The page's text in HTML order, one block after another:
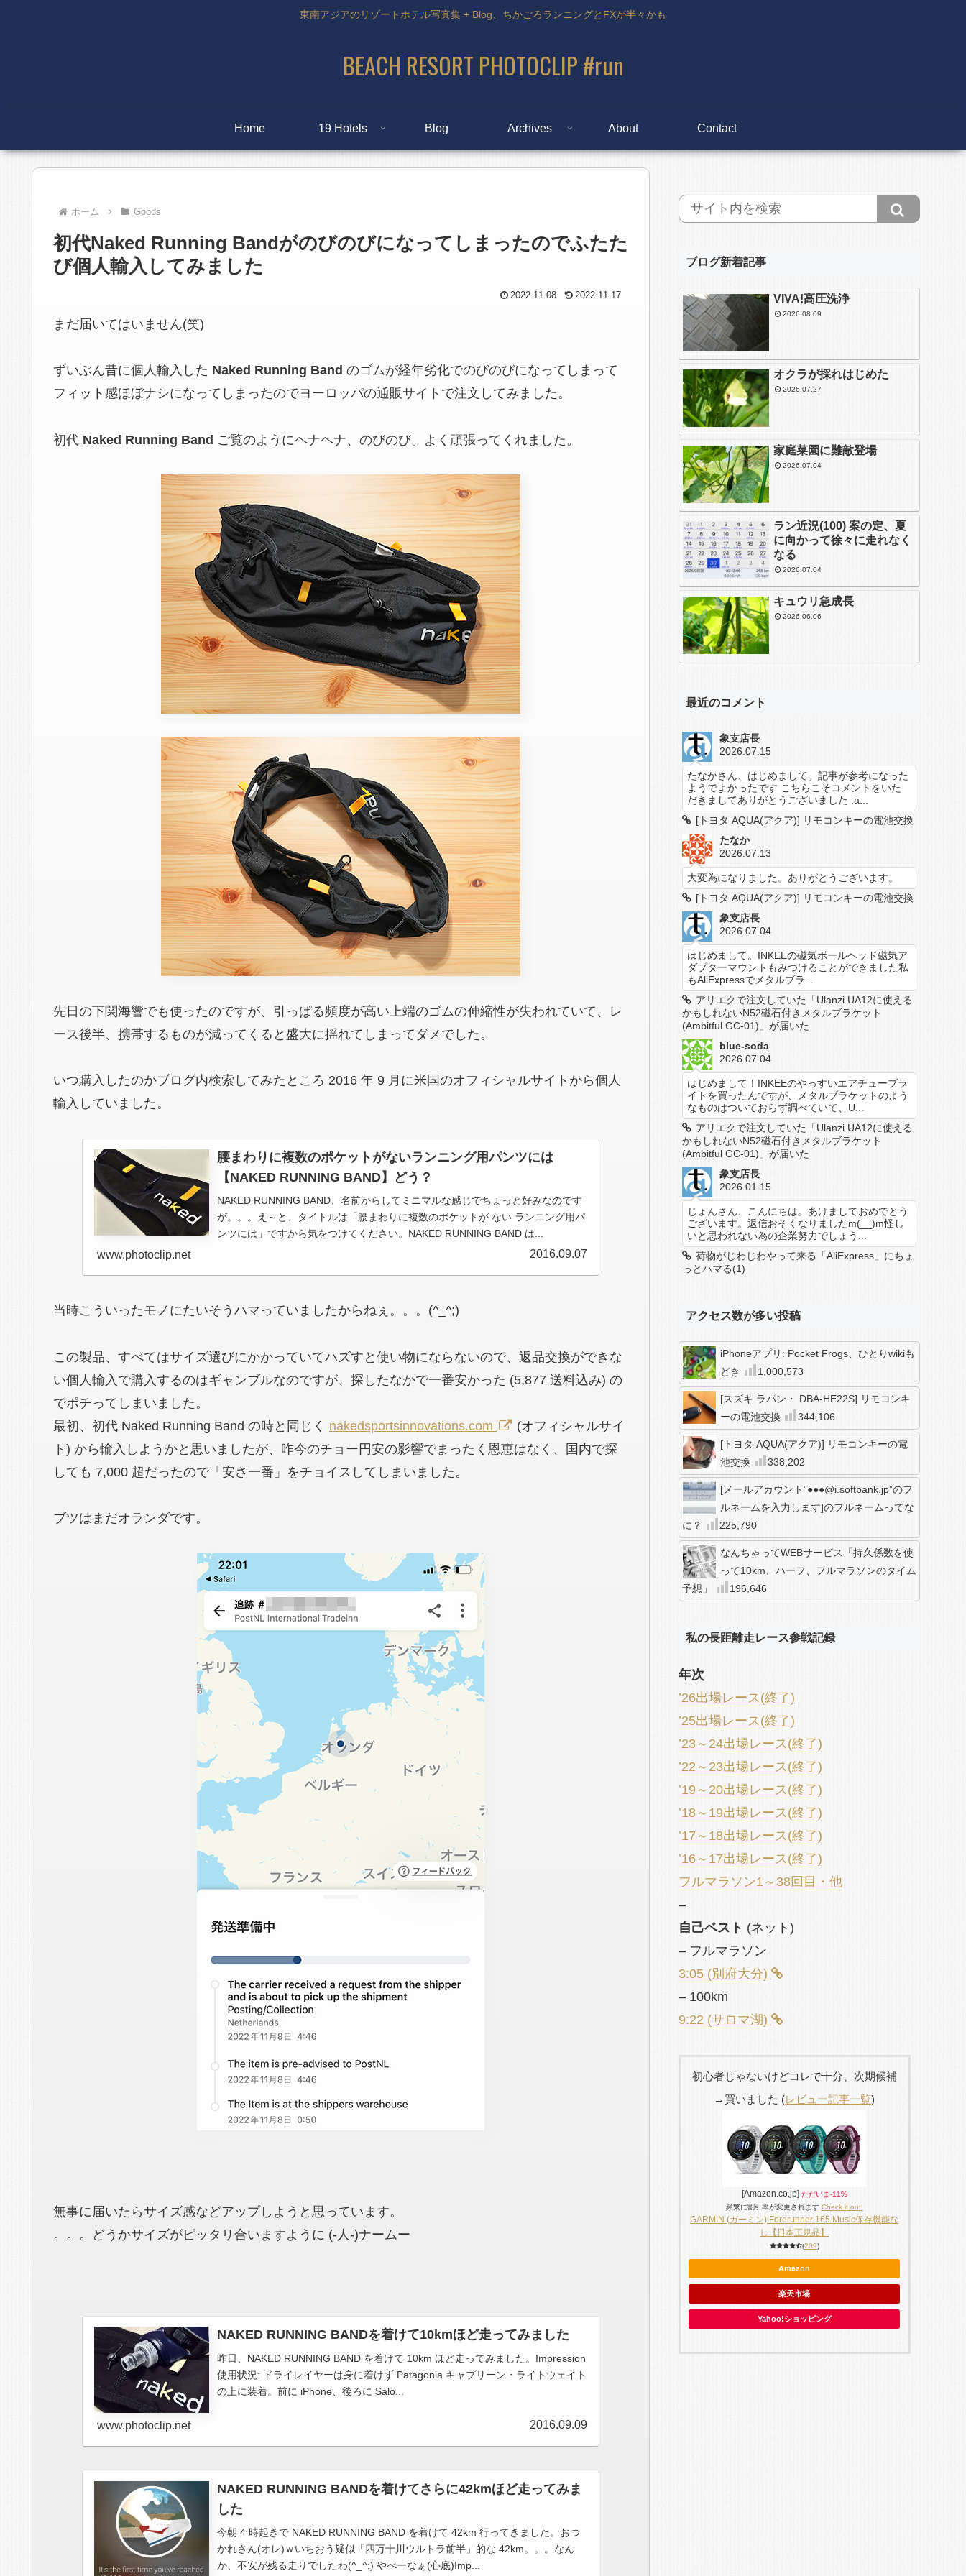
東南アジアのリゾートホテル写真集 + Blog、ちかごろランニングとFXが半々かも
BEACH RESORT PHOTOCLIP #run
Home 19 Hotels Blog Archives About Contact
ホーム Goods
初代Naked Running Bandがのびのびになってしまったのでふたた
び個人輸入してみました
2022.11.08 2022.11.17
まだ届いてはいません(笑)
ずいぶん昔に個人輸入した Naked Running Band のゴムが経年劣化でのびのびになってしまって
フィット感ほぼナシになってしまったのでヨーロッパの通販サイトで注文してみました。
初代 Naked Running Band ご覧のようにヘナヘナ、のびのび。よく頑張ってくれました。
先日の下関海響でも使ったのですが、引っぱる頻度が高い上端のゴムの伸縮性が失われていて、レ
ース後半、携帯するものが減ってくると盛大に揺れてしまってダメでした。
いつ購入したのかブログ内検索してみたところ 2016 年 9 月に米国のオフィシャルサイトから個人
輸入していました。
腰まわりに複数のポケットがないランニング用パンツには
【NAKED RUNNING BAND】どう？
NAKED RUNNING BAND、名前からしてミニマルな感じでちょっと好みなのです
が。。。え～と、タイトルは「腰まわりに複数のポケットが ない ランニング用パ
ンツには」ですから気をつけてください。NAKED RUNNING BAND は...
www.photoclip.net 2016.09.07
当時こういったモノにたいそうハマっていましたからねぇ。。。(^_^;)
この製品、すべてはサイズ選びにかかっていてハズすと使い物にならないので、返品交換ができな
い個人輸入で購入するのはギャンブルなのですが、探したなかで一番安かった (5,877 送料込み) の
でポチってしまいました。
最初、初代 Naked Running Band の時と同じく nakedsportsinnovations.com
(オフィシャルサイ
ト) から輸入しようかと思いましたが、昨今のチョー円安の影響でまったく恩恵はなく、国内で探
しても 7,000 超だったので「安さ一番」をチョイスしてしまいました。
ブツはまだオランダです。
無事に届いたらサイズ感などアップしようと思っています。
。。。どうかサイズがピッタリ合いますように (-人-)ナームー
NAKED RUNNING BANDを着けて10kmほど走ってみました
昨日、NAKED RUNNING BAND を着けて 10km ほど走ってみました。Impression
使用状況: ドライレイヤーは身に着けず Patagonia キャプリーン・ライトウェイト
の上に装着。前に iPhone、後ろに Salo...
www.photoclip.net 2016.09.09
NAKED RUNNING BANDを着けてさらに42kmほど走ってみま
した
今朝 4 時起きで NAKED RUNNING BAND を着けて 42km 行ってきました。おつ
かれさん(オレ)ｗいちおう疑似「四万十川ウルトラ前半」的な 42km。。。なん
か、不安が残る走りでしたわ(^_^;) やべーなぁ(心底)Imp...
ブログ新着記事
VIVA!高圧洗浄
2026.08.09
オクラが採れはじめた
2026.07.27
家庭菜園に難敵登場
2026.07.04
ラン近況(100) 案の定、夏
に向かって徐々に走れなく
なる
2026.07.04
キュウリ急成長
2026.06.06
最近のコメント
象支店長
2026.07.15
たなかさん、はじめまして。記事が参考になった
ようでよかったです こちらこそコメントをいた
だきましてありがとうございました :a...
[トヨタ AQUA(アクア)] リモコンキーの電池交換
たなか
2026.07.13
大変為になりました。ありがとうございます。
[トヨタ AQUA(アクア)] リモコンキーの電池交換
象支店長
2026.07.04
はじめまして。INKEEの磁気ボールヘッド磁気ア
ダプターマウントもみつけることができました私
もAliExpressでメタルブラ...
アリエクで注文していた「Ulanzi UA12に使える
かもしれないN52磁石付きメタルブラケット
(Ambitful GC-01)」が届いた
blue-soda
2026.07.04
はじめまして！INKEEのやっすいエアチューブラ
イトを買ったんですが、メタルブラケットのよう
なものはついておらず調べていて、U...
アリエクで注文していた「Ulanzi UA12に使える
かもしれないN52磁石付きメタルブラケット
(Ambitful GC-01)」が届いた
象支店長
2026.01.15
じょんさん、こんにちは。あけましておめでとう
ございます。返信おそくなりましたm(__)m怪し
いと思われない為の企業努力でしょう...
荷物がじわじわやって来る「AliExpress」にちょ
っとハマる(1)
アクセス数が多い投稿
iPhoneアプリ: Pocket Frogs、ひとりwikiも
どき
1,000,573
[スズキ ラパン・ DBA-HE22S] リモコンキ
ーの電池交換
344,106
[トヨタ AQUA(アクア)] リモコンキーの電
池交換
338,202
[メールアカウント”●●●@i.softbank.jp”のフ
ルネームを入力します]のフルネームってな
に？
225,790
なんちゃってWEBサービス「持久係数を使
って10km、ハーフ、フルマラソンのタイム
予想」
196,646
私の長距離走レース参戦記録
年次
’26出場レース(終了)
’25出場レース(終了)
’23～24出場レース(終了)
’22～23出場レース(終了)
’19～20出場レース(終了)
’18～19出場レース(終了)
’17～18出場レース(終了)
’16～17出場レース(終了)
フルマラソン1～38回目・他
–
自己ベスト (ネット)
– フルマラソン
3:05 (別府大分)
– 100km
9:22 (サロマ湖)
初心者じゃないけどコレで十分、次期候補
→買いました (レビュー記事一覧)
[Amazon.co.jp] ただいま-11%
頻繁に割引率が変更されます Check it out!
GARMIN (ガーミン) Forerunner 165 Music保存機能な
し【日本正規品】
(209)
Amazon
楽天市場
Yahoo!ショッピング